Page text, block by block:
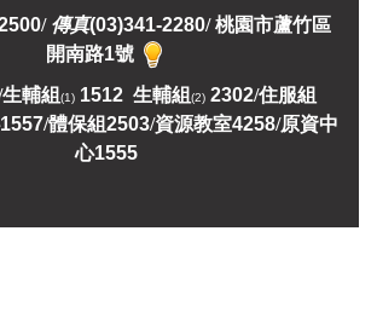
/ 傳真(03)341-2280/ 桃園市蘆竹區
開南路1號
生輔組 (1) 1512 生輔組 (2) 2302/住服組
/體保組2503/資源教室4258/原資中
心1555